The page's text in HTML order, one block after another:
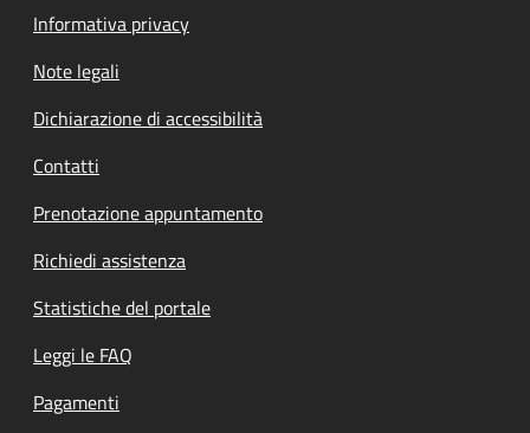
Informativa privacy
Note legali
Dichiarazione di accessibilità
Contatti
Prenotazione appuntamento
Richiedi assistenza
Statistiche del portale
Leggi le FAQ
Pagamenti